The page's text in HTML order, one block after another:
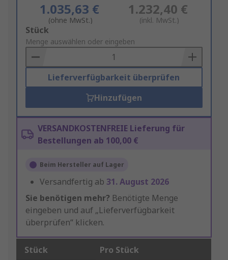
1.035,63 €
(ohne MwSt.)
1.232,40 €
(inkl. MwSt.)
Add
to
Basket
Stück
Menge auswählen oder eingeben
Lieferverfügbarkeit überprüfen
Hinzufügen
VERSANDKOSTENFREIE Lieferung für
Bestellungen ab 100,00 €
Beim Hersteller auf Lager
Versandfertig ab 31. August 2026
Sie benötigen mehr? Benötigte Menge
eingeben und auf „Lieferverfügbarkeit
überprüfen“ klicken.
Stück Pro Stück